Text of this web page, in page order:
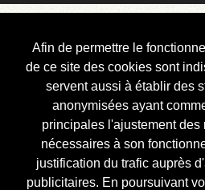
Afin de permettre le
de ce site des cookies sont
servent aussi à établir des
anonymisées ayant
principales l'ajustement des
nécessaires à son
justification du trafic auprès
publicitaires. En poursuivant
Courbis, « LE »
Blog Officiel
Bienvenue
Réalisations
Divers (et d’été)